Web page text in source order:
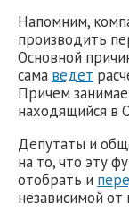
Напомним,
производить
Основной
сама ведет
Причем
находящийся в
Депутаты и
на то, что эту
отобрать и
независимой от